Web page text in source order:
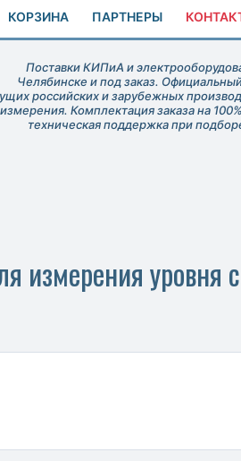
КОРЗИНА ПАРТНЕРЫ
Поставки КИПиА и
Челябинске и под заказ.
российских и зарубежных
измерения. Комплектация заказа на
техническая поддержка при
измерения уровня